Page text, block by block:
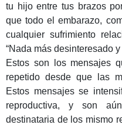
tu hijo entre tus brazos
que todo el embarazo,
cualquier sufrimiento
“Nada más desinteresado
Estos son los mensajes
repetido desde que las
Estos mensajes se
reproductiva, y son
destinataria de los mismo